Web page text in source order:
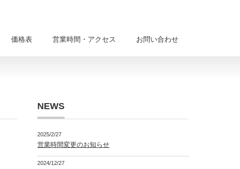
価格表 営業時間・アクセス お問い合わせ
NEWS
2025/2/27
営業時間変更のお知らせ
2024/12/27